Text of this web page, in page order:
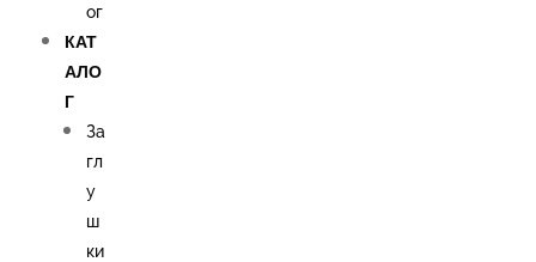
ог
КАТ
АЛО
Г
За
гл
у
ш
ки